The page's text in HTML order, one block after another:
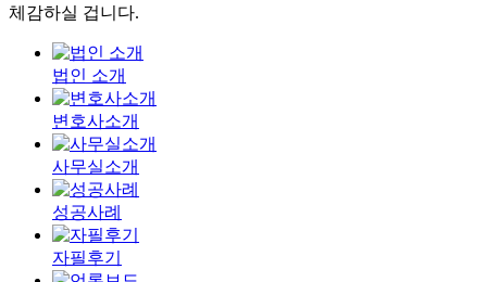
체감하실 겁니다.
법인 소개
변호사소개
사무실소개
성공사례
자필후기